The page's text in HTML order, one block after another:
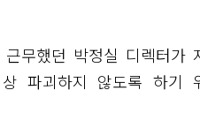
무했던 박정실 디렉터가
파괴하지 않도록 하기